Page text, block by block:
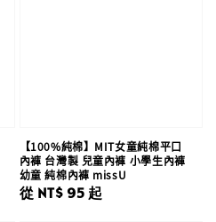
【100%純棉】MIT女童純棉平口
內褲 台灣製 兒童內褲 小學生內褲
幼童 純棉內褲 missU
Regular
從 NT$ 95 起